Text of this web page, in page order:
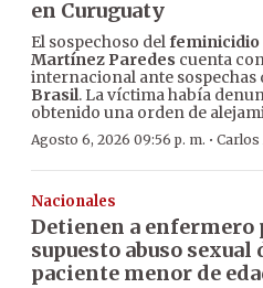
en Curuguaty
El sospechoso delfeminicidio
Martínez Paredes cuenta
internacional ante sospechas
Brasil. La víctima había
obtenido una orden de
Agosto 6, 2026 09:56 p. m. · Carlos
Nacionales
Detienen a enfermero
supuesto abuso sexual
paciente menor de